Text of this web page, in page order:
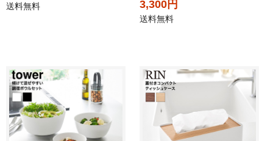
送料無料 3,300円
送料無料